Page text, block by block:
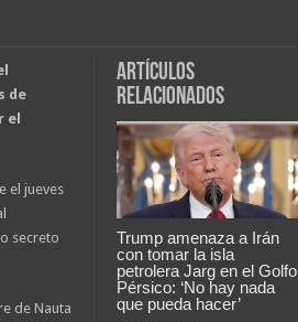
Artículos
relacionados
Trump amenaza a Irán
con tomar la isla
petrolera Jarg en el Golfo
Pérsico: ‘No hay nada
que pueda hacer’
de
el
el jueves
secreto
de Nauta